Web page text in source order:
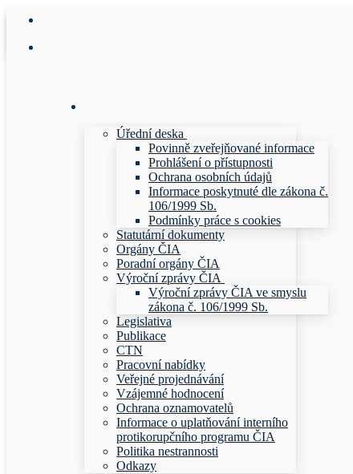
Přeskočit
obsah
Menu
Zavřeno
Úřední deska
Povinně zveřejňované informace
Prohlášení o přístupnosti
Ochrana osobních údajů
Informace poskytnuté dle zákona č.
106/1999 Sb.
Podmínky práce s cookies
Statutární dokumenty
Orgány ČIA
Poradní orgány ČIA
Výroční zprávy ČIA
Výroční zprávy ČIA ve smyslu
zákona č. 106/1999 Sb.
Legislativa
Publikace
CTN
Pracovní nabídky
Veřejné projednávání
Vzájemné hodnocení
Ochrana oznamovatelů
Informace o uplatňování interního
protikorupčního programu ČIA
Politika nestrannosti
Odkazy